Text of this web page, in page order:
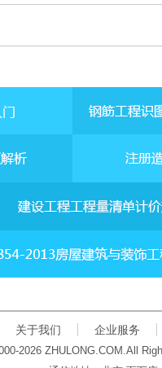
关于我们 企业服务
2026 ZHULONG.COM.All